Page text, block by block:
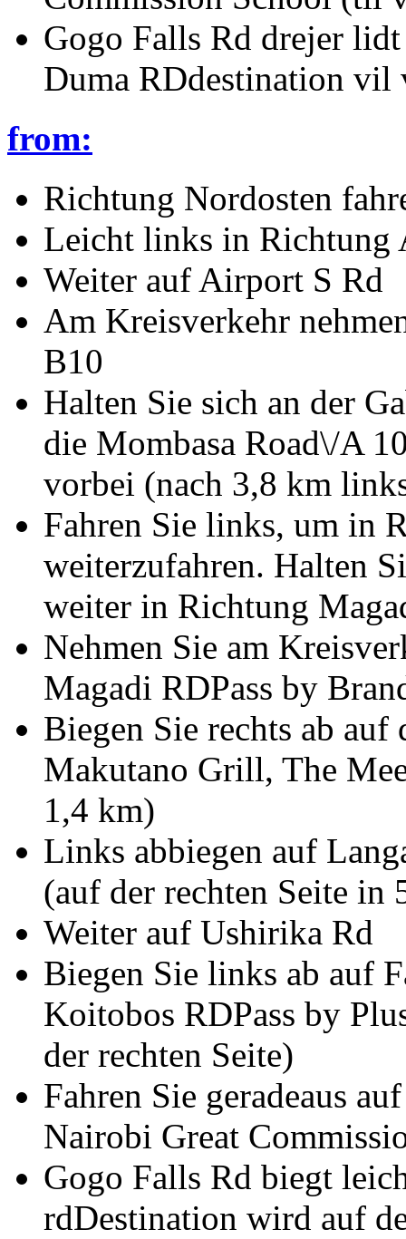
Gogo Falls Rd drejer
Duma RDdestination
from:
Richtung Nordosten
Leicht links in Richtung
Weiter auf Airport S Rd
Am Kreisverkehr
B10
Halten Sie sich an der
die Mombasa Road\/A
vorbei (nach 3,8 km
Fahren Sie links, um in
weiterzufahren. Halten
weiter in Richtung
Nehmen Sie am
Magadi RDPass by
Biegen Sie rechts ab
Makutano Grill, The
1,4 km)
Links abbiegen auf
(auf der rechten Seite in
Weiter auf Ushirika Rd
Biegen Sie links ab auf
Koitobos RDPass by
der rechten Seite)
Fahren Sie geradeaus
Nairobi Great
Gogo Falls Rd biegt
rdDestination wird auf